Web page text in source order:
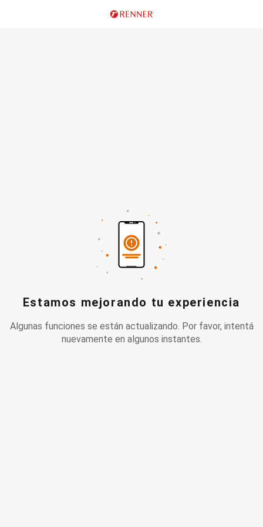
Estamos mejorando tu experiencia
Algunas funciones se están actualizando. Por favor, intentá
nuevamente en algunos instantes.